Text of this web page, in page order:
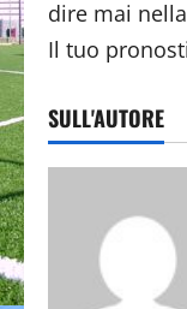
dire mai
Il tuo
SULL'AUTORE